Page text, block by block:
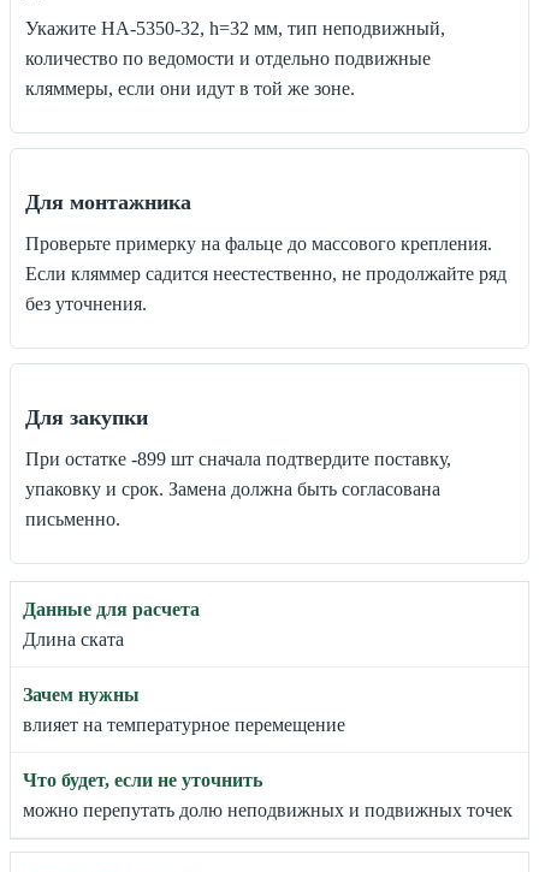
Укажите HA-5350-32, h=32 мм, тип неподвижный,
количество по ведомости и отдельно подвижные
кляммеры, если они идут в той же зоне.
Для монтажника
Проверьте примерку на фальце до массового крепления.
Если кляммер садится неестественно, не продолжайте ряд
без уточнения.
Для закупки
При остатке -899 шт сначала подтвердите поставку,
упаковку и срок. Замена должна быть согласована
письменно.
Длина ската
влияет на температурное перемещение
можно перепутать долю неподвижных и подвижных точек